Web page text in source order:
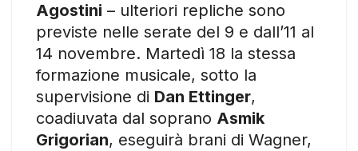
Agostini – ulteriori repliche sono
previste nelle serate del 9 e dall’11 al
14 novembre. Martedì 18 la stessa
formazione musicale, sotto la
supervisione di Dan Ettinger,
coadiuvata dal soprano Asmik
Grigorian, eseguirà brani di Wagner,